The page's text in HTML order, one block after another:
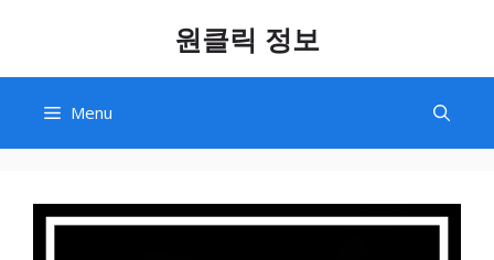
content
원클릭 정보
Menu